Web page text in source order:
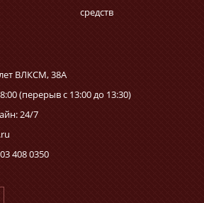
средств
ВЛКСМ, 38А
(перерыв с 13:00 до 13:30)
24/7
408 0350